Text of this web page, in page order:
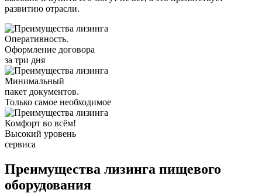
развитию отрасли.
Оперативность.
Оформление договора
за три дня
Минимальный
пакет документов.
Только самое необходимое
Комфорт во всём!
Высокий уровень
сервиса
Преимущества лизинга пищевого
оборудования